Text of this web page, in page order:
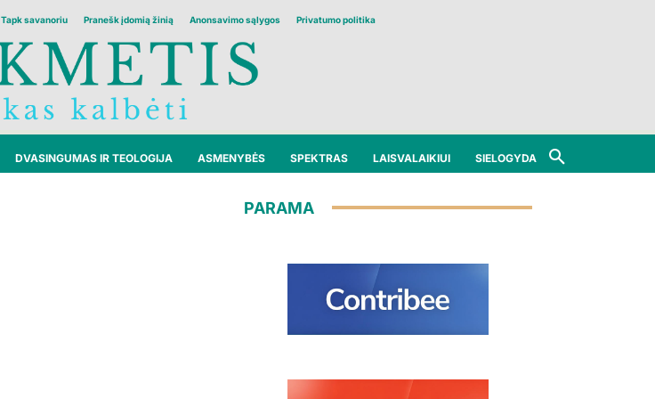
Tapk savanoriu Pranešk įdomią žinią Anonsavimo sąlygos Privatumo politika
DVASINGUMAS IR TEOLOGIJA ASMENYBĖS SPEKTRAS LAISVALAIKIUI SIELOGYDA
PARAMA